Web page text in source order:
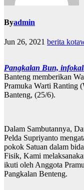
Byadmin
Jun 26, 2021 berita
Pangkalan Bun,
Banteng memberikan
Pramuka Warti Ranting
Banteng, (25/6).
Dalam Sambutannya,
Pelda Supriyanto
pokok Satuan dalam
Fisik, Kami
ikuti oleh Anggota
Pangkalan Benteng.